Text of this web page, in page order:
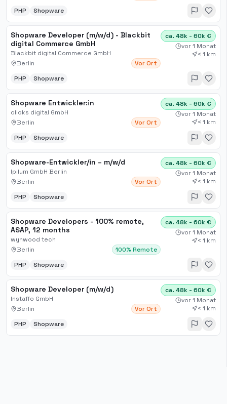
PHP
Shopware
Shopware Developer (m/w/d) - Blackbit
digital Commerce GmbH
Blackbit digital Commerce GmbH
Berlin
Vor Ort
ca. 48k - 60k €
vor 1 Monat
< 1 km
PHP Shopware
Shopware Entwickler:in
clicks digital GmbH
Berlin
Vor Ort
ca. 48k - 60k €
vor 1 Monat
< 1 km
PHP
Shopware
Shopware-Entwickler/in – m/w/d
Ipilum GmbH Berlin
Berlin
Vor Ort
ca. 48k - 60k €
vor 1 Monat
< 1 km
PHP
Shopware
Shopware Developers - 100% remote,
ASAP, 12 months
wynwood tech
Berlin
100% Remote
ca. 48k - 60k €
vor 1 Monat
< 1 km
PHP Shopware
Shopware Developer (m/w/d)
Instaffo GmbH
Berlin
Vor Ort
ca. 48k - 60k €
vor 1 Monat
< 1 km
PHP
Shopware